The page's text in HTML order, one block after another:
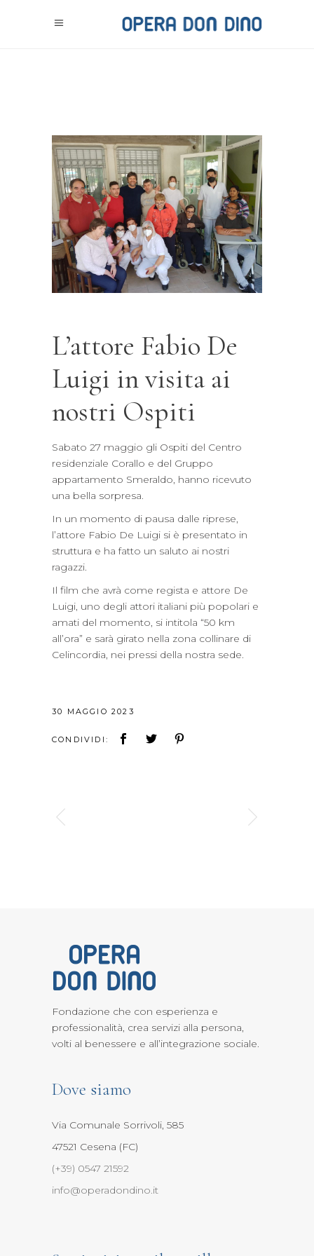
L’attore Fabio De
Luigi in visita ai
nostri Ospiti
Sabato 27 maggio gli Ospiti del Centro
residenziale Corallo e del Gruppo
appartamento Smeraldo, hanno ricevuto
una bella sorpresa.
In un momento di pausa dalle riprese,
l’attore Fabio De Luigi si è presentato in
struttura e ha fatto un saluto ai nostri
ragazzi.
Il film che avrà come regista e attore De
Luigi, uno degli attori italiani più popolari e
amati del momento, si intitola “50 km
all’ora” e sarà girato nella zona collinare di
Celincordia, nei pressi della nostra sede.
30 MAGGIO 2023
CONDIVIDI:
Fondazione che con esperienza e
professionalità, crea servizi alla persona,
volti al benessere e all’integrazione sociale.
Dove siamo
Via Comunale Sorrivoli, 585
47521 Cesena (FC)
(+39) 0547 21592
info@operadondino.it